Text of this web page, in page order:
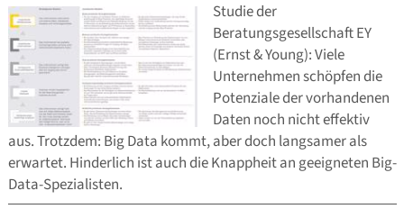
Studie der
Beratungsgesellschaft EY
(Ernst & Young): Viele
Unternehmen schöpfen die
Potenziale der vorhandenen
Daten noch nicht effektiv
aus. Trotzdem: Big Data kommt, aber doch langsamer als
erwartet. Hinderlich ist auch die Knappheit an geeigneten Big-
Data-Spezialisten.